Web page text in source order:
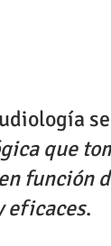
que
función
eficaces.